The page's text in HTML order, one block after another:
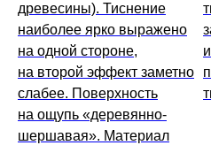
древесины). Тиснение
наиболее ярко выражено
на одной стороне,
на второй эффект заметно
слабее. Поверхность
на ощупь «деревянно-
шершавая». Материал